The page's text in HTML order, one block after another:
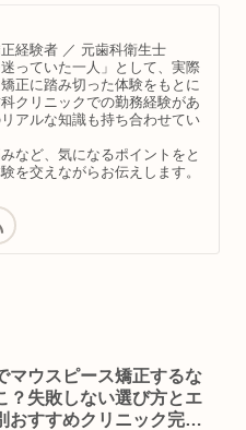
経験者 ／ 元歯科衛生士
迷っていた一人」として、実際
正に踏み切った体験をもとに
クリニックでの勤務経験があ
アルな知識も持ち合わせてい
など、気になるポイントをと
を交えながらお伝えします。
マウスピース矯正するな
？失敗しない選び方とエ
おすすめクリニック完全